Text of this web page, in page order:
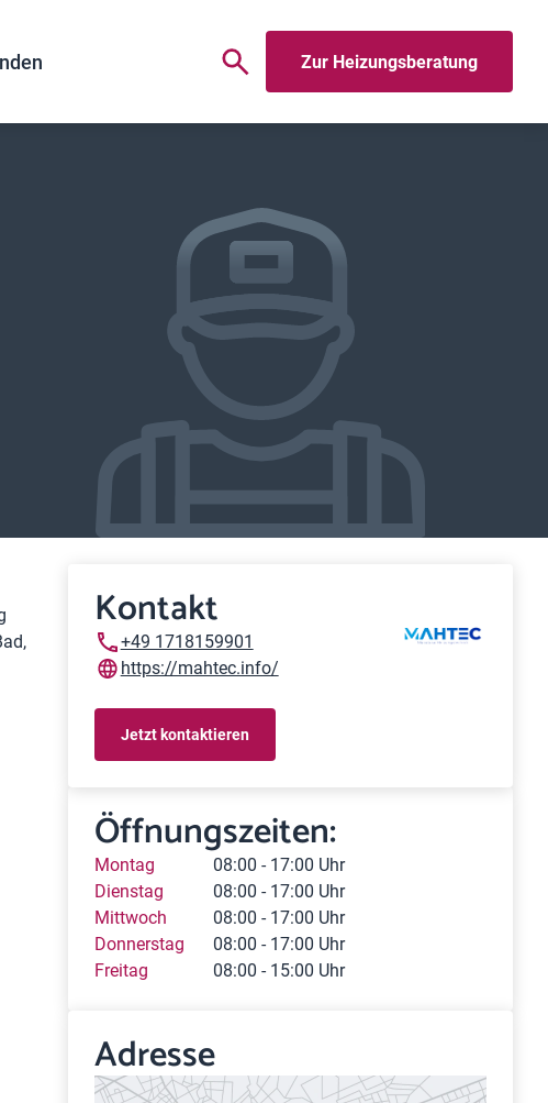
Zur Heizungsberatung
Kontakt
+49 1718159901
https://mahtec.info/
Jetzt kontaktieren
Öffnungszeiten:
Montag
08:00 - 17:00 Uhr
Dienstag
08:00 - 17:00 Uhr
Mittwoch
08:00 - 17:00 Uhr
Donnerstag
08:00 - 17:00 Uhr
Freitag
08:00 - 15:00 Uhr
Adresse